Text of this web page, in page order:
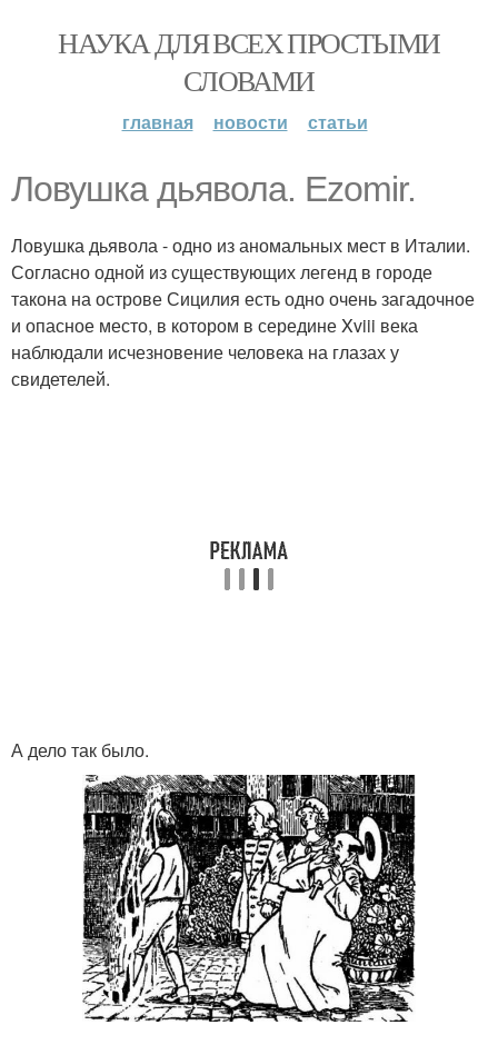
НАУКА ДЛЯ ВСЕХ ПРОСТЫМИ
СЛОВАМИ
главная новости статьи
Ловушка дьявола. Ezomir.
Ловушка дьявола - одно из аномальных мест в Италии.
Согласно одной из существующих легенд в городе
такона на острове Сицилия есть одно очень загадочное
и опасное место, в котором в середине Xviii века
наблюдали исчезновение человека на глазах у
свидетелей.
А дело так было.